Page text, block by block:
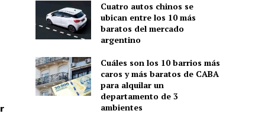
Cuatro autos chinos se
ubican entre los 10 más
baratos del mercado
argentino
Cuáles son los 10 barrios más
caros y más baratos de CABA
para alquilar un
departamento de 3
ambientes